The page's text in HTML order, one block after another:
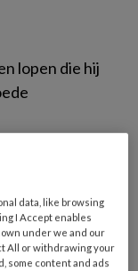
lopen die hij
En er
voeten.
data, like browsing
I Accept enables
under we and our
All or withdrawing your
some content and ads